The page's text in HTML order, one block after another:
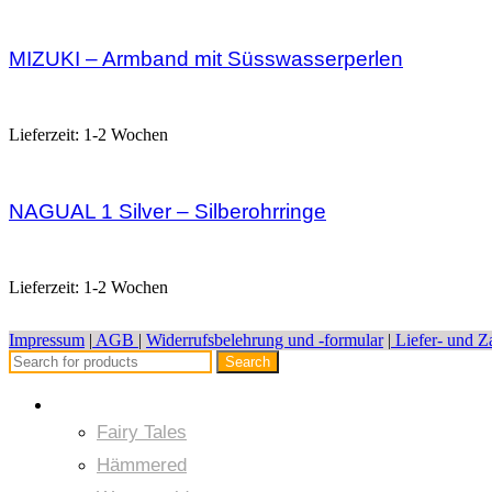
MIZUKI – Armband mit Süsswasserperlen
Lieferzeit: 1-2 Wochen
NAGUAL 1 Silver – Silberohrringe
Lieferzeit: 1-2 Wochen
Impressum | AGB | Widerrufsbelehrung und -formular| Liefer- und
Search
Fairy Tales
Hämmered